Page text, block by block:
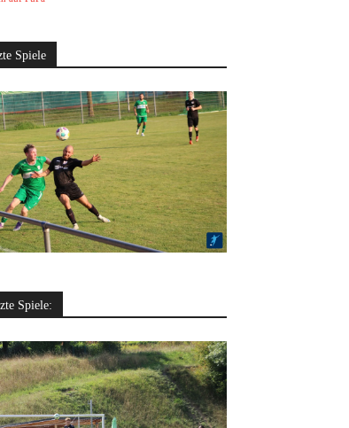
Spiele
Spiele: